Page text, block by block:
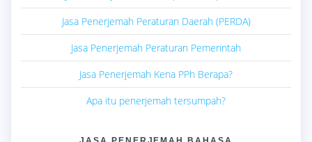
Jasa Penerjemah Peraturan Daerah (PERDA)
Jasa Penerjemah Peraturan Pemerintah
Jasa Penerjemah Kena PPh Berapa?
Apa itu penerjemah tersumpah?